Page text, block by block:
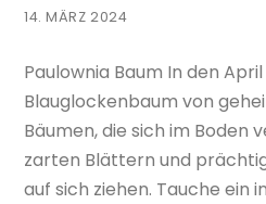
14. MÄRZ 2024
Paulownia Baum In den
Blauglockenbaum von
Bäumen, die sich im Boden
zarten Blättern und
auf sich ziehen. Tauche ein